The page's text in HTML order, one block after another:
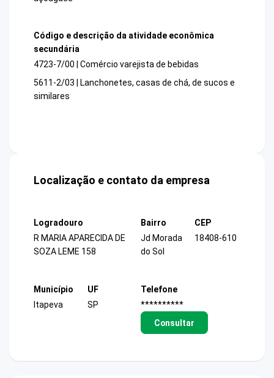
Código e descrição da atividade econômica
secundária
4723-7/00 | Comércio varejista de bebidas
5611-2/03 | Lanchonetes, casas de chá, de sucos e
similares
Localização e contato da empresa
Logradouro
R MARIA APARECIDA DE
SOZA LEME 158
Bairro
Jd Morada
do Sol
CEP
18408-610
Município
Itapeva
UF
SP
Telefone
**********
Consultar